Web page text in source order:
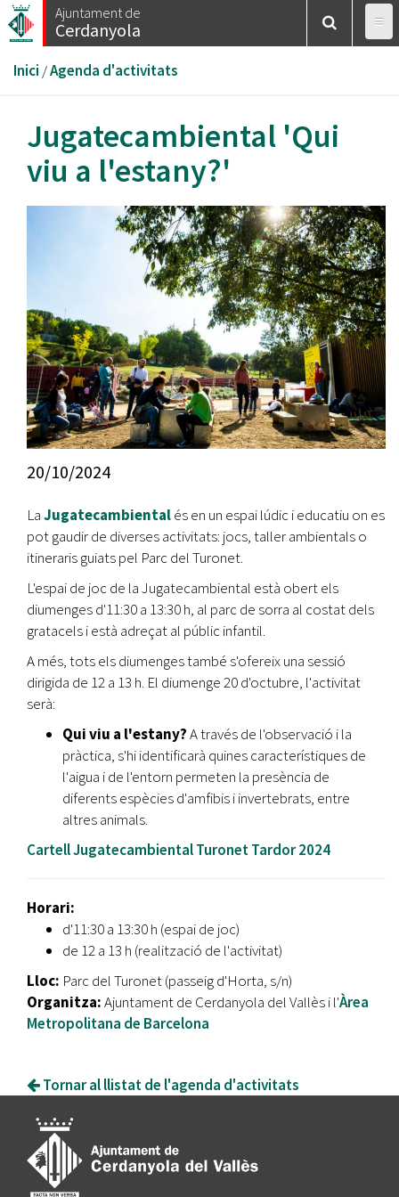
Vés
al
Ajuntament de
Cerdanyola
Esteu
aquí
Inici /Agenda d'activitats
Jugatecambiental 'Qui
viu a l'estany?'
20/10/2024
LaJugatecambientalés en un espai lúdic i educatiu on es
pot gaudir de diverses activitats: jocs, taller ambientals o
itineraris guiats pel Parc del Turonet.
L'espai de joc de la Jugatecambiental està obert els
diumenges d'11:30 a 13:30 h, al parc de sorra al costat dels
gratacels i està adreçat al públic infantil.
A més, tots els diumenges també s'ofereix una sessió
dirigida de 12 a 13 h. El diumenge 20 d'octubre, l'activitat
serà:
Qui viu a l'estany?A través de l'observació i la
pràctica, s'hi identificarà quines característiques de
l'aigua i de l'entorn permeten la presència de
diferents espècies d'amfibis i invertebrats, entre
altres animals.
Cartell Jugatecambiental Turonet Tardor 2024
Horari:
d'11:30 a 13:30 h (espai de joc)
de 12 a 13 h (realització de l'activitat)
Lloc: Parc del Turonet (passeig d'Horta, s/n)
Organitza:Ajuntament de Cerdanyola del Vallès i l'Àrea
Metropolitana de Barcelona
Tornar al llistat de l'agenda d'activitats